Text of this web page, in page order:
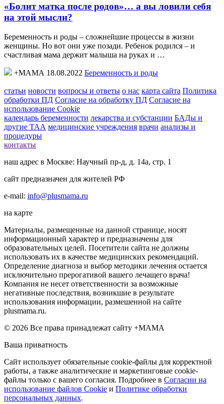
«Болит матка после родов»… а вы ловили себя
на этой мысли?
Беременность и роды – сложнейшие процессы в жизни
женщины. Но вот они уже позади. Ребенок родился – и
счастливая мама держит малыша на руках и …
+МАМА 18.08.2022 Беременность и роды
статьи новости вопросы и ответы о нас карта сайта Политика
обработки ПД Согласие на обработку ПД Согласие на
использование Cookie
календарь беременности лекарства и субстанции БАДы и
другие ТАА медицинские учреждения врачи анализы и
процедуры
контакты
наш адрес в Москве: Научный пр-д, д. 14а, стр. 1
сайт предназначен для жителей РФ
e-mail: info@plusmama.ru
на карте
Материалы, размещенные на данной странице, носят
информационный характер и предназначены для
образовательных целей. Посетители сайта не должны
использовать их в качестве медицинских рекомендаций.
Определение диагноза и выбор методики лечения остается
исключительно прерогативой вашего лечащего врача!
Компания не несет ответственности за возможные
негативные последствия, возникшие в результате
использования информации, размешенной на сайте
plusmama.ru.
© 2026 Все права принадлежат сайту +МАМА
Ваша приватность
Сайт использует обязательные cookie-файлы для корректной
работы, а также аналитические и маркетинговые cookie-
файлы только с вашего согласия. Подробнее в Согласии на
использование файлов Cookie и Политике обработки
персональных данных.